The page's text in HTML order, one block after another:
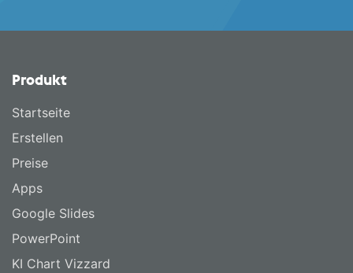
Produkt
Startseite
Erstellen
Preise
Apps
Google Slides
PowerPoint
KI Chart Vizzard